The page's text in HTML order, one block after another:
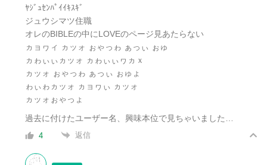
ﾔｼﾞｭｾﾝﾊﾟｲｲｷｽｷﾞ
ジュウシマツ住職
オレのBIBLEの中にLOVEのページ見あたらない
ヵョヮィ ヵッォ ぉゃっゎ ぁっぃ ぉゅ
ヵゎぃぃヵッォ ヵゎぃぃヮヵｘ
ヵッォ ぉゃっゎ ぁっぃ ぉゅょ
ゎぃゎヵッォ ヵョヮぃ ヵッォ
ヵッォぉゃっょ
過去に付けたユーザー名、興味本位で見ちゃいました…
4 返信